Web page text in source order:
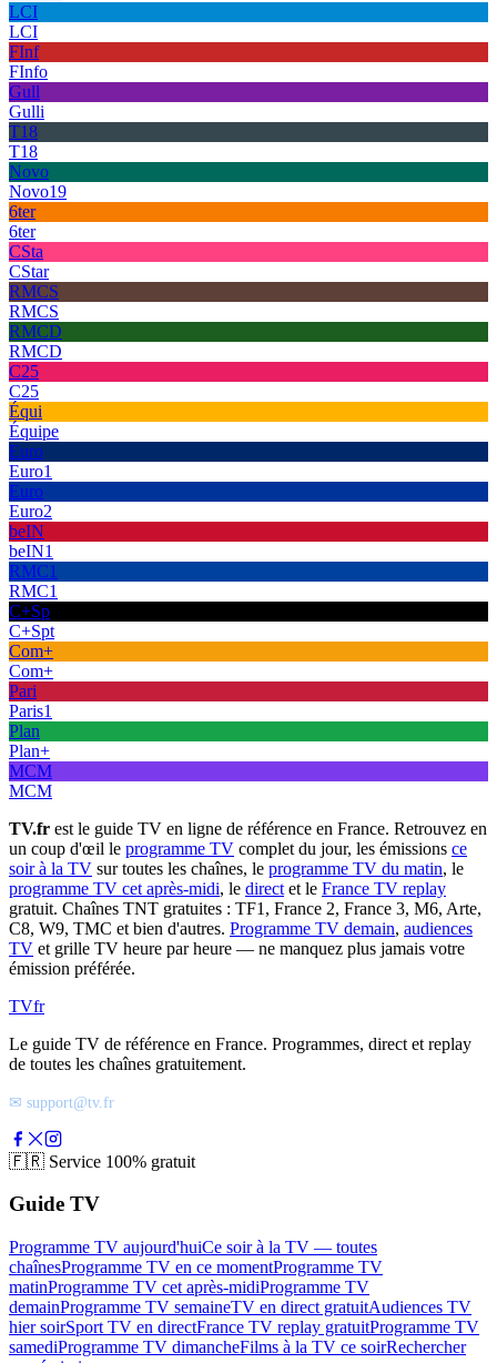
LCI
LCI
FInf
FInfo
Gull
Gulli
T18
T18
Novo
Novo19
6ter
6ter
CSta
CStar
RMCS
RMCS
RMCD
RMCD
C25
C25
Équi
Équipe
Euro
Euro1
Euro
Euro2
beIN
beIN1
RMC1
RMC1
C+Sp
C+Spt
Com+
Com+
Pari
Paris1
Plan
Plan+
MCM
MCM
TV.fr est le guide TV en ligne de référence en France. Retrouvez en
un coup d'œil le programme TV complet du jour, les émissions ce
soir à la TV sur toutes les chaînes, le programme TV du matin, le
programme TV cet après-midi, le direct et le France TV replay
gratuit. Chaînes TNT gratuites : TF1, France 2, France 3, M6, Arte,
C8, W9, TMC et bien d'autres. Programme TV demain, audiences
TV et grille TV heure par heure — ne manquez plus jamais votre
émission préférée.
TVfr
Le guide TV de référence en France. Programmes, direct et replay
de toutes les chaînes gratuitement.
✉ support@tv.fr
🇫🇷 Service 100% gratuit
Guide TV
Programme TV aujourd'huiCe soir à la TV — toutes
chaînesProgramme TV en ce momentProgramme TV
matinProgramme TV cet après-midiProgramme TV
demainProgramme TV semaineTV en direct gratuitAudiences TV
hier soirSport TV en directFrance TV replay gratuitProgramme TV
samediProgramme TV dimancheFilms à la TV ce soirRechercher